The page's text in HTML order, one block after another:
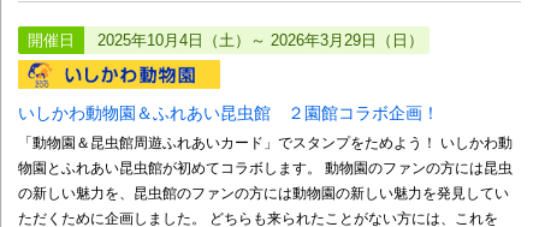
開催日 2025年10月4日（土）～ 2026年3月29日（日）
いしかわ動物園＆ふれあい昆虫館 ２園館コラボ企画！
「動物園＆昆虫館周遊ふれあいカード」でスタンプをためよう！ いしかわ動
物園とふれあい昆虫館が初めてコラボします。 動物園のファンの方には昆虫
の新しい魅力を、昆虫館のファンの方には動物園の新しい魅力を発見してい
ただくために企画しました。 どちらも来られたことがない方には、これを